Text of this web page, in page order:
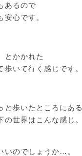
あるので
安心です。
とかかれた
歩いて行く感じです。
と歩いたところにある
の世界はこんな感じ。
いのでしょうか…。